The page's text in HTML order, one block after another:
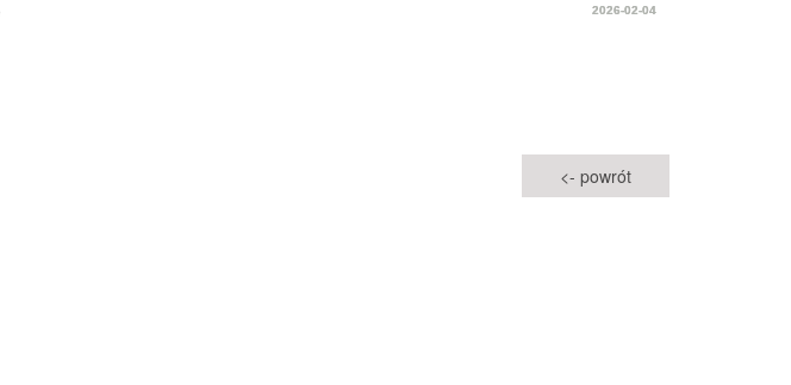
2026-02-04
<- powrót